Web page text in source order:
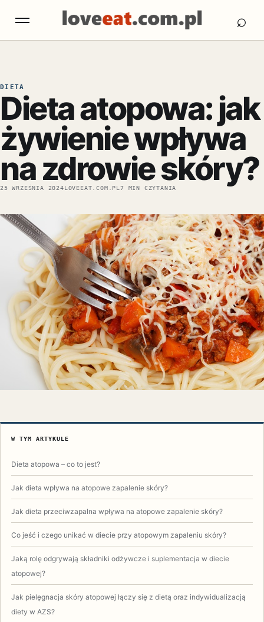
Otwórz menu ⌕
DIETA
Dieta atopowa: jak
żywienie wpływa
na zdrowie skóry?
25 WRZEŚNIA 2024LOVEEAT.COM.PL7 MIN CZYTANIA
W TYM ARTYKULE
Dieta atopowa – co to jest?
Jak dieta wpływa na atopowe zapalenie skóry?
Jak dieta przeciwzapalna wpływa na atopowe zapalenie skóry?
Co jeść i czego unikać w diecie przy atopowym zapaleniu skóry?
Jaką rolę odgrywają składniki odżywcze i suplementacja w diecie
atopowej?
Jak pielęgnacja skóry atopowej łączy się z dietą oraz indywidualizacją
diety w AZS?